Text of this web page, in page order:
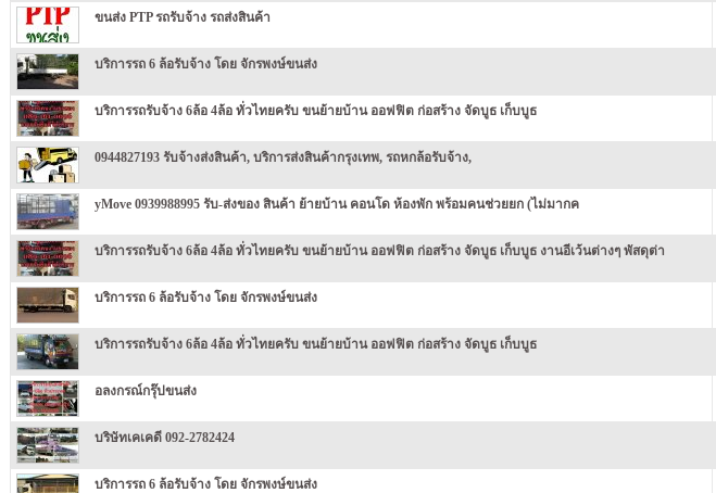
ขนส่ง PTP รถรับจ้าง รถส่งสินค้า
บริการรถ 6 ล้อรับจ้าง โดย จักรพงษ์ขนส่ง
บริการรถรับจ้าง 6ล้อ 4ล้อ ทั่วไทยครับ ขนย้ายบ้าน ออฟฟิต ก่อสร้าง จัดบูธ เก็บบูธ
0944827193 รับจ้างส่งสินค้า, บริการส่งสินค้ากรุงเทพ, รถหกล้อรับจ้าง,
yMove 0939988995 รับ-ส่งของ สินค้า ย้ายบ้าน คอนโด ห้องพัก พร้อมคนช่วยยก (ไม่มากค
บริการรถรับจ้าง 6ล้อ 4ล้อ ทั่วไทยครับ ขนย้ายบ้าน ออฟฟิต ก่อสร้าง จัดบูธ เก็บบูธ งานอีเว้นต่างๆ พัสดุต่า
บริการรถ 6 ล้อรับจ้าง โดย จักรพงษ์ขนส่ง
บริการรถรับจ้าง 6ล้อ 4ล้อ ทั่วไทยครับ ขนย้ายบ้าน ออฟฟิต ก่อสร้าง จัดบูธ เก็บบูธ
อลงกรณ์กรุ๊ปขนส่ง
บริษัทเคเคดี 092-2782424
บริการรถ 6 ล้อรับจ้าง โดย จักรพงษ์ขนส่ง